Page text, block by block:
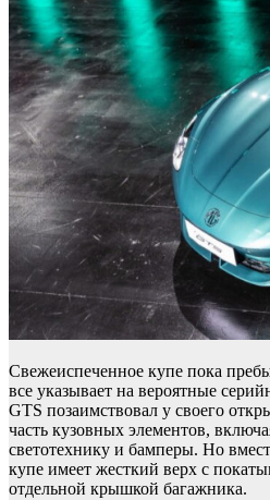
Свежеиспеченное купе пока
все указывает на вероятные
GTS позаимствовал у своего
часть кузовных элементов,
светотехнику и бамперы. Но
купе имеет жесткий верх с
отдельной крышкой багажника.